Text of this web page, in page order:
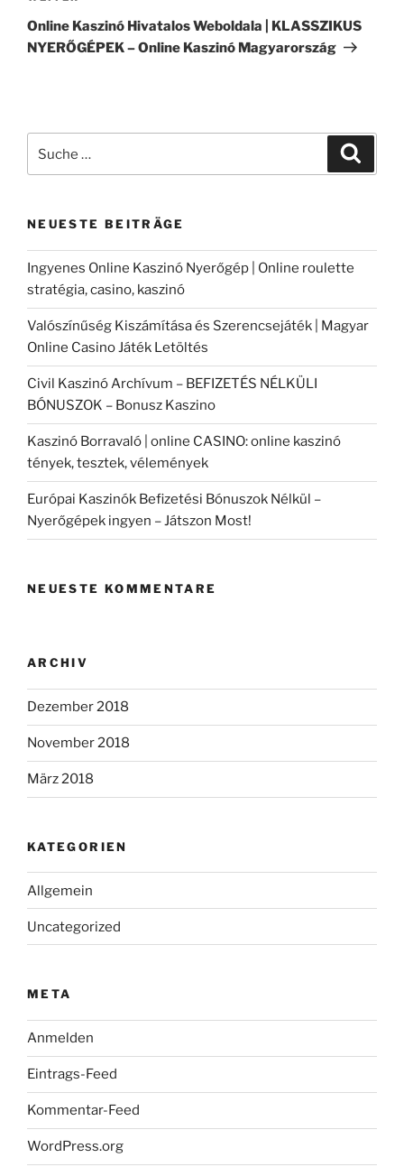
Beitrag
Online Kaszinó Hivatalos Weboldala | KLASSZIKUS
NYERŐGÉPEK – Online Kaszinó Magyarország
nach:
NEUESTE BEITRÄGE
Ingyenes Online Kaszinó Nyerőgép | Online roulette
stratégia, casino, kaszinó
Valószínűség Kiszámítása és Szerencsejáték | Magyar
Online Casino Játék Letöltés
Civil Kaszinó Archívum – BEFIZETÉS NÉLKÜLI
BÓNUSZOK – Bonusz Kaszino
Kaszinó Borravaló | online CASINO: online kaszinó
tények, tesztek, vélemények
Európai Kaszinók Befizetési Bónuszok Nélkül –
Nyerőgépek ingyen – Játszon Most!
NEUESTE KOMMENTARE
ARCHIV
Dezember 2018
November 2018
März 2018
KATEGORIEN
Allgemein
Uncategorized
META
Anmelden
Eintrags-Feed
Kommentar-Feed
WordPress.org